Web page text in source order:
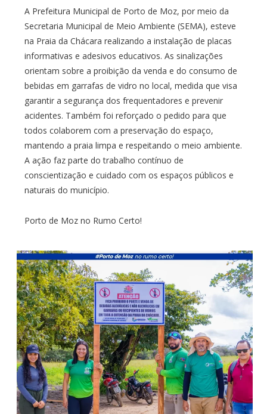
A Prefeitura Municipal de Porto de Moz, por meio da
Secretaria Municipal de Meio Ambiente (SEMA), esteve
na Praia da Chácara realizando a instalação de placas
informativas e adesivos educativos. As sinalizações
orientam sobre a proibição da venda e do consumo de
bebidas em garrafas de vidro no local, medida que visa
garantir a segurança dos frequentadores e prevenir
acidentes. Também foi reforçado o pedido para que
todos colaborem com a preservação do espaço,
mantendo a praia limpa e respeitando o meio ambiente.
A ação faz parte do trabalho contínuo de
conscientização e cuidado com os espaços públicos e
naturais do município.
Porto de Moz no Rumo Certo!